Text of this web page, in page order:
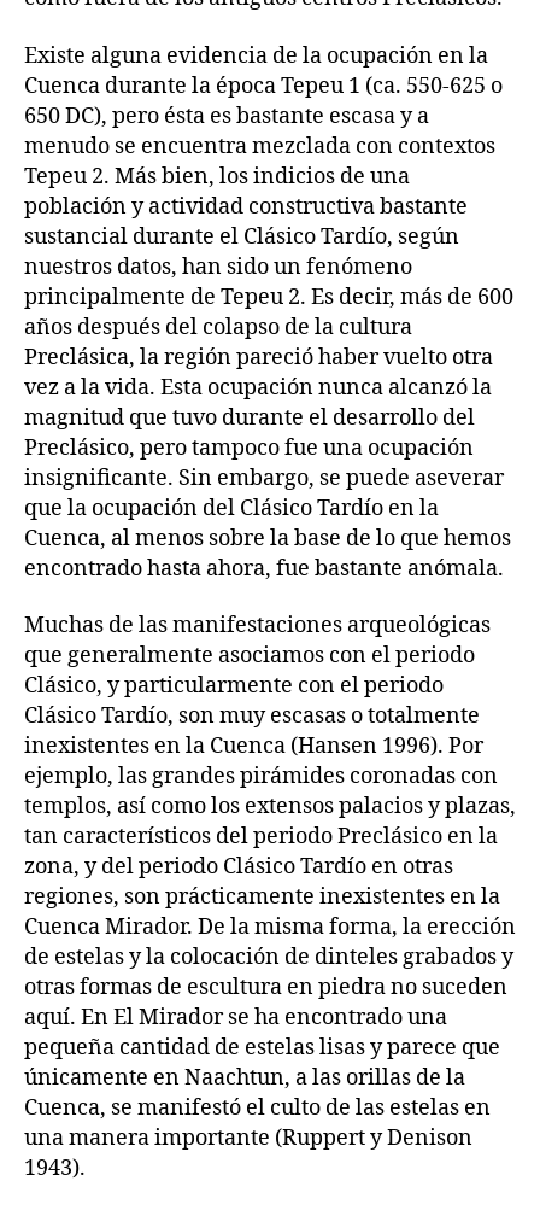
Existe alguna evidencia de la ocupación en la
Cuenca durante la época Tepeu 1 (ca. 550-625 o
650 DC), pero ésta es bastante escasa y a
menudo se encuentra mezclada con contextos
Tepeu 2. Más bien, los indicios de una
población y actividad constructiva bastante
sustancial durante el Clásico Tardío, según
nuestros datos, han sido un fenómeno
principalmente de Tepeu 2. Es decir, más de 600
años después del colapso de la cultura
Preclásica, la región pareció haber vuelto otra
vez a la vida. Esta ocupación nunca alcanzó la
magnitud que tuvo durante el desarrollo del
Preclásico, pero tampoco fue una ocupación
insignificante. Sin embargo, se puede aseverar
que la ocupación del Clásico Tardío en la
Cuenca, al menos sobre la base de lo que hemos
encontrado hasta ahora, fue bastante anómala.
Muchas de las manifestaciones arqueológicas
que generalmente asociamos con el periodo
Clásico, y particularmente con el periodo
Clásico Tardío, son muy escasas o totalmente
inexistentes en la Cuenca (Hansen 1996). Por
ejemplo, las grandes pirámides coronadas con
templos, así como los extensos palacios y plazas,
tan característicos del periodo Preclásico en la
zona, y del periodo Clásico Tardío en otras
regiones, son prácticamente inexistentes en la
Cuenca Mirador. De la misma forma, la erección
de estelas y la colocación de dinteles grabados y
otras formas de escultura en piedra no suceden
aquí. En El Mirador se ha encontrado una
pequeña cantidad de estelas lisas y parece que
únicamente en Naachtun, a las orillas de la
Cuenca, se manifestó el culto de las estelas en
una manera importante (Ruppert y Denison
1943).